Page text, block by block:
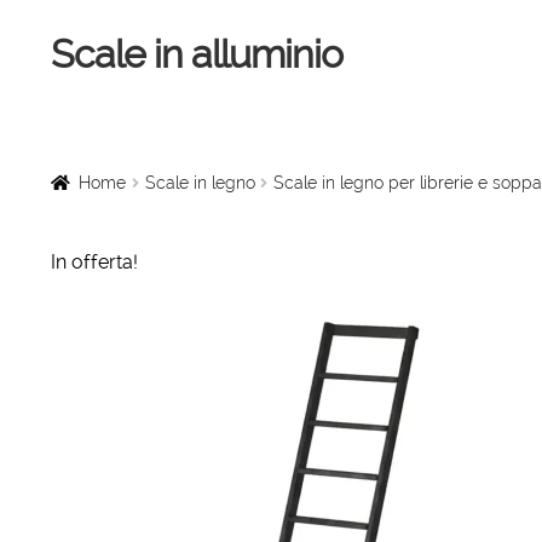
Vai
alla
Vai
al
Scale in alluminio
Scale a chiocciola
Home Scale in legno Scale in legno per librerie e
In offerta!